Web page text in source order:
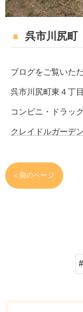
呉市川尻
ブログをご覧いた
呉市川尻町東４丁
コンビニ・ドラッ
クレイドルガーデ
< 前のページ